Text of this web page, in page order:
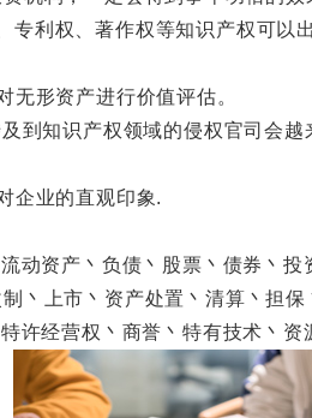
权、著作权等知识产权可以
形资产进行价值评估。
知识产权领域的侵权官司会越
业的直观印象.
资产丶负债丶股票丶债券丶投
上市丶资产处置丶清算丶担保
经营权丶商誉丶特有技术丶资